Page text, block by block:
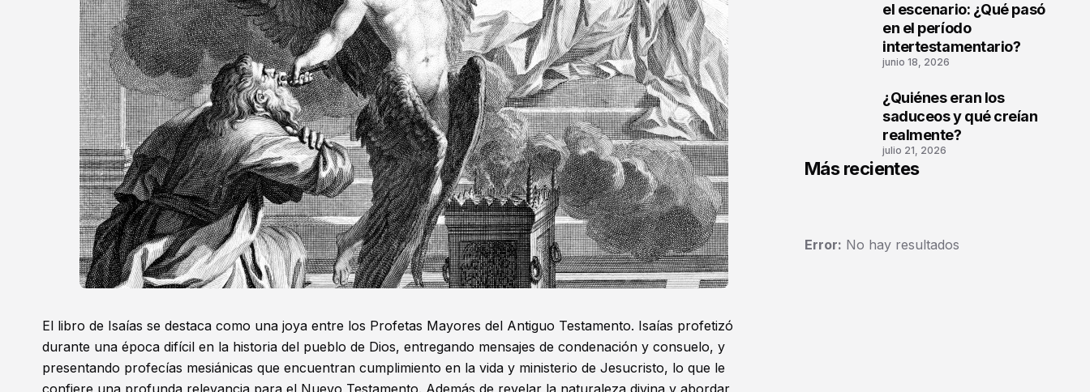
El libro de Isaías se destaca como una joya entre los Profetas Mayores del Antiguo Testamento. Isaías profetizó
durante una época difícil en la historia del pueblo de Dios, entregando mensajes de condenación y consuelo, y
presentando profecías mesiánicas que encuentran cumplimiento en la vida y ministerio de Jesucristo, lo que le
el escenario: ¿Qué pasó
en el período
intertestamentario?
junio 18, 2026
¿Quiénes eran los
saduceos y qué creían
realmente?
julio 21, 2026
Más recientes
Error: No hay resultados